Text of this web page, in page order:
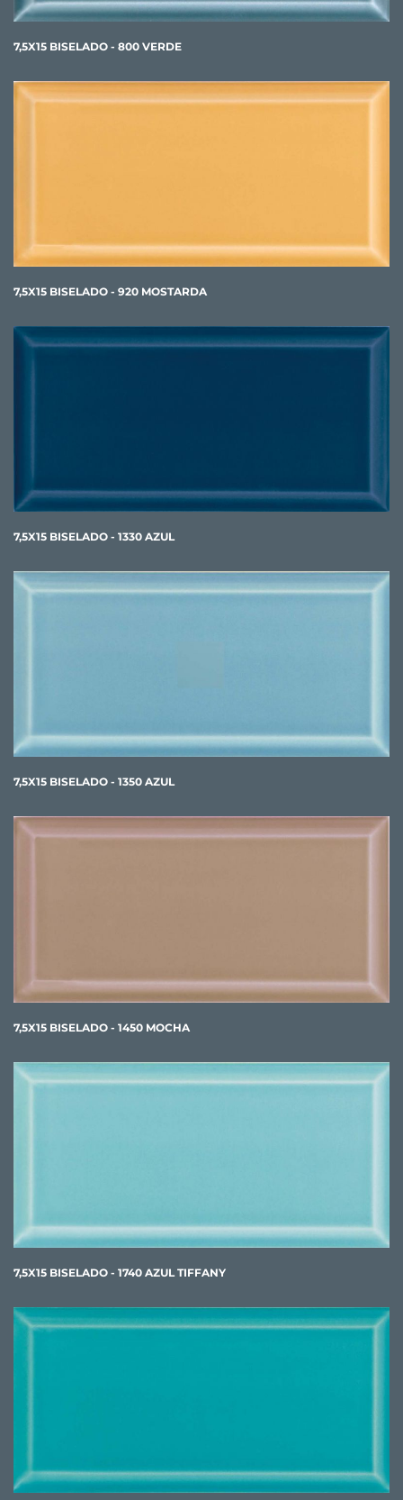
7,5X15 BISELADO - 800 VERDE
7,5X15 BISELADO - 920 MOSTARDA
7,5X15 BISELADO - 1330 AZUL
7,5X15 BISELADO - 1350 AZUL
7,5X15 BISELADO - 1450 MOCHA
7,5X15 BISELADO - 1740 AZUL TIFFANY